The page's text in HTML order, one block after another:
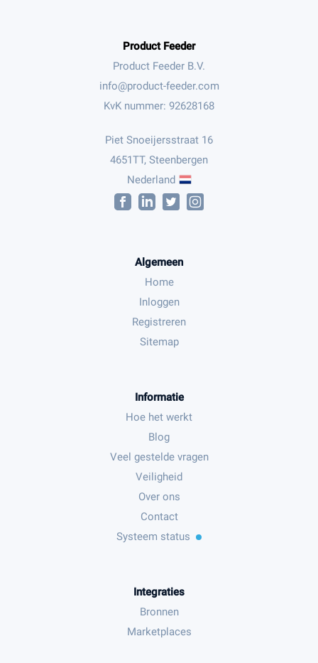
Product Feeder
Product Feeder B.V.
KvK nummer: 92628168
Piet Snoeijersstraat 16
4651TT, Steenbergen
Nederland
Algemeen
Home
Inloggen
Registreren
Sitemap
Informatie
Hoe het werkt
Blog
Veel gestelde vragen
Veiligheid
Over ons
Contact
Systeem status
Integraties
Bronnen
Marketplaces